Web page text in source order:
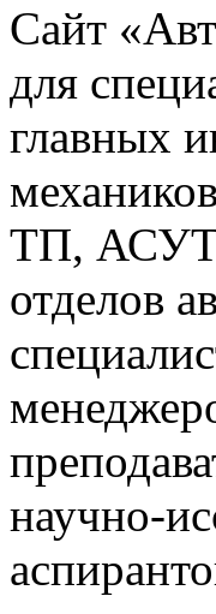
Сайт
для
главных
ТП,
отделов
научно-